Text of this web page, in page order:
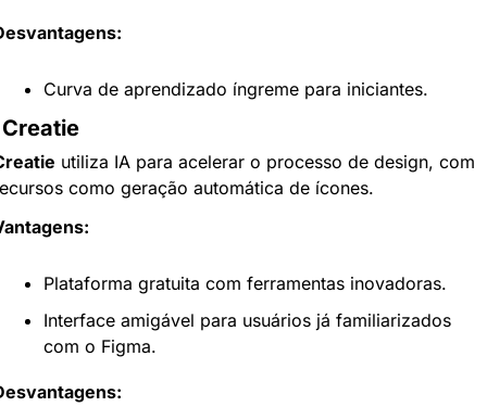
Curva de aprendizado íngreme para iniciantes.
utiliza IA para acelerar o processo de design, com
como geração automática de ícones.
Plataforma gratuita com ferramentas inovadoras.
Interface amigável para usuários já familiarizados
com o Figma.